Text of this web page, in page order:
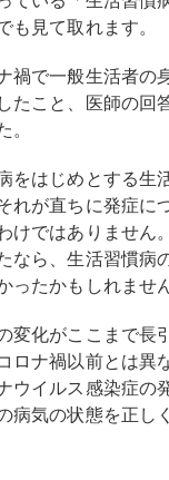
も見て取れます。
禍で一般生活者の
たこと、医師の回
。
をはじめとする生
れが直ちに発症に
けではありません
なら、生活習慣病
ったかもしれませ
変化がここまで長
ロナ禍以前とは異
ウイルス感染症の
病気の状態を正し